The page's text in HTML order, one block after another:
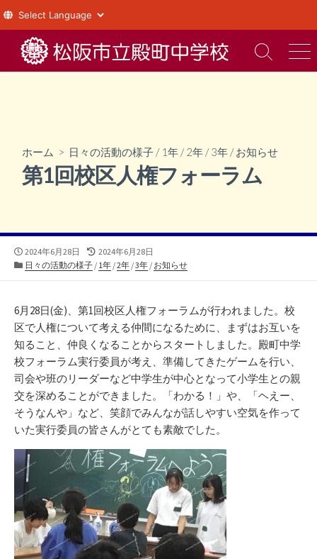
テ
検
索
メ
ニ
ホーム > 日々の活動の様子 / 1年 /2年 /3年 /お知らせ
第1回校区人権フォーラム
公
開
2024年6月28日
最
終
日
2024年6月28日
カ
リ
ー
日々の活動の様子 / 1年 /2年 /3年 / お知らせ
6月 28日(金)、第1回校区人権フォーラムが行われました。校
区で人権について考える仲間になるために、まずはお互いを
知ること、仲良くなることからスタートしました。殿町中学
校フォーラム実行委員が考え、準備してきたゲームを行い、
司会や班のリーダーなど中学生が中心となって小学生との親
交を深めることができました。「わかる！」や、「ヘえー、
そうなんや」など、笑顔でみんなが話しやすい空気を作って
いた実行委員の皆さんがとても素敵でした。